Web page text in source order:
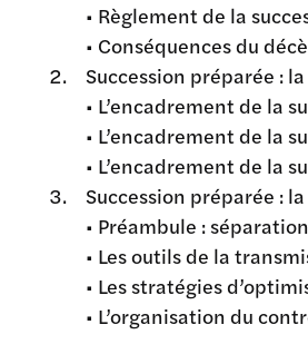
• Règlement de la
• Conséquences du
Succession préparée :
• L’encadrement de la
• L’encadrement de la
• L’encadrement de la
Succession préparée :
• Préambule :
• Les outils de la
• Les stratégies
• L’organisation du